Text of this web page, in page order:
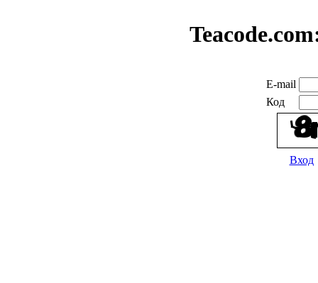
E-mail
Код
Вход